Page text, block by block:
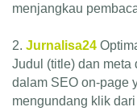
menjangkau
2. Jurnalisa24
Judul (title) dan meta
dalam SEO on-page
mengundang klik